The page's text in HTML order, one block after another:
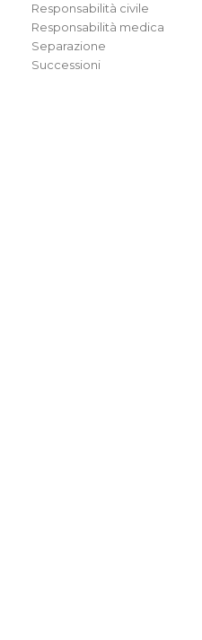
Responsabilità civile
Responsabilità medica
Separazione
Successioni